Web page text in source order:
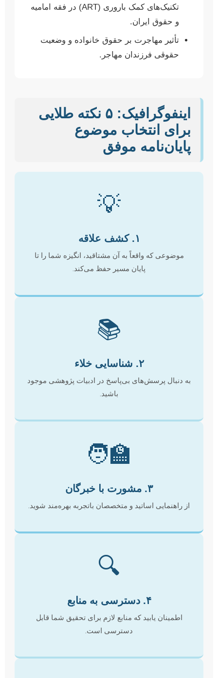
تکنیک‌های کمک باروری (ART) در فقه امامیه
و حقوق ایران.
تأثیر مهاجرت بر حقوق خانواده و وضعیت
حقوقی فرزندان مهاجر.
اینفوگرافیک: ۵ نکته طلایی
برای انتخاب موضوع
پایان‌نامه موفق
💡
۱. کشف علاقه
موضوعی که واقعاً به آن مشتاقید، انگیزه شما را تا
پایان مسیر حفظ می‌کند.
📚
۲. شناسایی خلاء
به دنبال پرسش‌های بی‌پاسخ در ادبیات پژوهشی موجود
باشید.
🧑‍🏫
۳. مشورت با خبرگان
از راهنمایی اساتید و متخصصان باتجربه بهره‌مند شوید.
🔍
۴. دسترسی به منابع
اطمینان یابید که منابع لازم برای تحقیق شما قابل
دسترسی است.